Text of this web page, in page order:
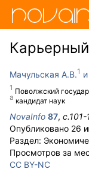
Мачульская А.В.
Поволжский
кандидат наук
NovaInfo 87, с.101-
Опубликовано 26
Раздел:
Просмотров за
CC BY-NC